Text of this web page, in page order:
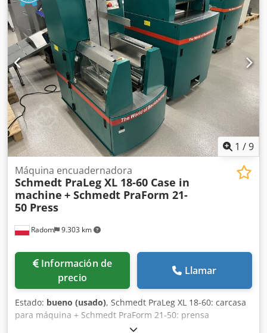
1 /9
Radom 9.303 km
Máquina encuadernadora
Schmedt PraLeg XL 18-60 Case in
machine + Schmedt PraForm 21-
50 Press
Información de
precio
Llamar
Estado: bueno (usado), Schmedt PraLeg XL 18-60: carcasa
para máquina + Schmedt PraForm 21-50: prensa
Fabricados en 2022. Schmedt PraLeg XL 18-60: máquina